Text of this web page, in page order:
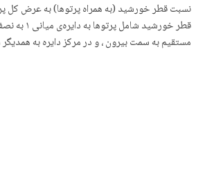
قطر خورشید شامل پرتوها به دایرەی میانی ١ به نصف است.
مستقیم به سمت بیرون ، و در مرکز دایره به